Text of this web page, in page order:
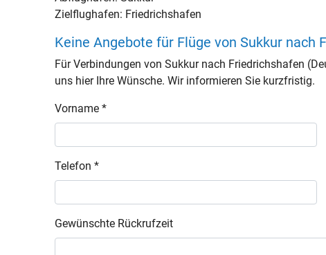
Zielflughafen: Friedrichshafen
Keine Angebote für Flüge von Sukkur nach
Für Verbindungen von Sukkur nach Friedrichshafen
uns hier Ihre Wünsche. Wir informieren Sie kurzfristig.
Vorname *
Telefon *
Gewünschte Rückrufzeit